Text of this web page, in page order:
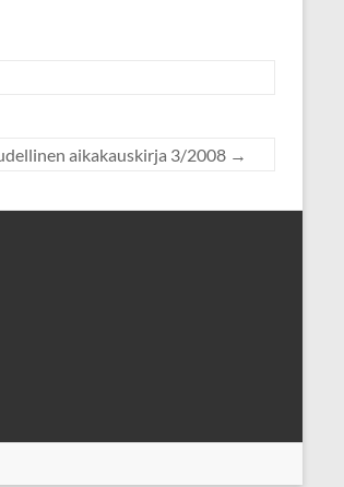
aikakauskirja 3/2008 →